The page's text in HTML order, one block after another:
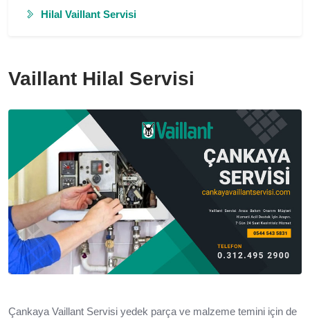
Hilal Vaillant Servisi
Vaillant Hilal Servisi
Çankaya Vaillant Servisi yedek parça ve malzeme temini için de